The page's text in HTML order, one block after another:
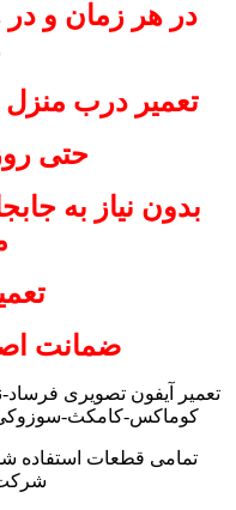
در هر زمان و در
تعمیر درب
حتی
بدون نیاز به
ضمانت
تعمیر آیفون تصویری فرساد-
کوماکس-کامکث-سوزوکی-
تمامی قطعات استفاده
شرکت